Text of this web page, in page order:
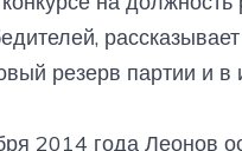
резерв партии и в
2014 года Леонов